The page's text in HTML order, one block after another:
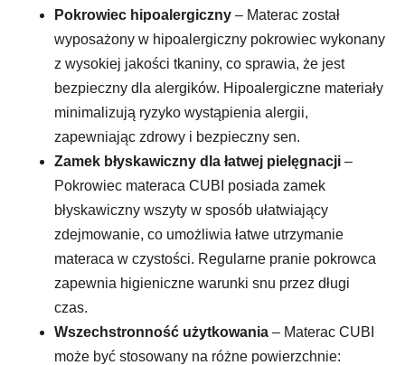
Pokrowiec hipoalergiczny – Materac został
wyposażony w hipoalergiczny pokrowiec wykonany
z wysokiej jakości tkaniny, co sprawia, że jest
bezpieczny dla alergików. Hipoalergiczne materiały
minimalizują ryzyko wystąpienia alergii,
zapewniając zdrowy i bezpieczny sen.
Zamek błyskawiczny dla łatwej pielęgnacji –
Pokrowiec materaca CUBI posiada zamek
błyskawiczny wszyty w sposób ułatwiający
zdejmowanie, co umożliwia łatwe utrzymanie
materaca w czystości. Regularne pranie pokrowca
zapewnia higieniczne warunki snu przez długi
czas.
Wszechstronność użytkowania – Materac CUBI
może być stosowany na różne powierzchnie: